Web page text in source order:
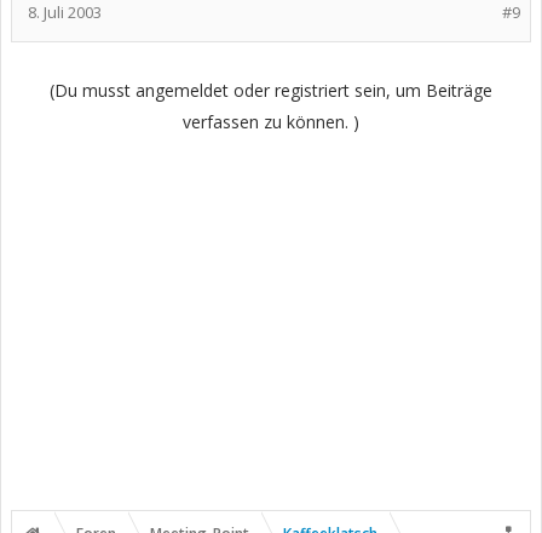
#9
8. Juli 2003
(Du musst angemeldet oder registriert sein, um Beiträge
verfassen zu können. )